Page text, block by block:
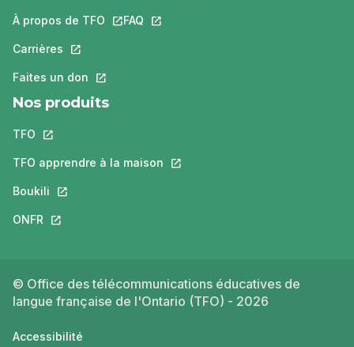
À propos de TFO Ce lien s'ouvrira dans un nouvel onglet.
Carrières Ce lien s'ouvrira dans un nouvel onglet.
Faites un don Ce lien s'ouvrira dans un nouvel onglet.
FAQ Ce lien s'ouvrira dans un nouvel
Nos produits
TFO Ce lien s'ouvrira dans un nouvel onglet.
TFO apprendre à la maison Ce lien s'ouvrira dans un nouvel
Boukili Ce lien s'ouvrira dans un nouvel onglet.
ONFR Ce lien s'ouvrira dans un nouvel onglet.
© Office des télécommunications éducatives de
langue française de l'Ontario (TFO) - 2026
Accessibilité